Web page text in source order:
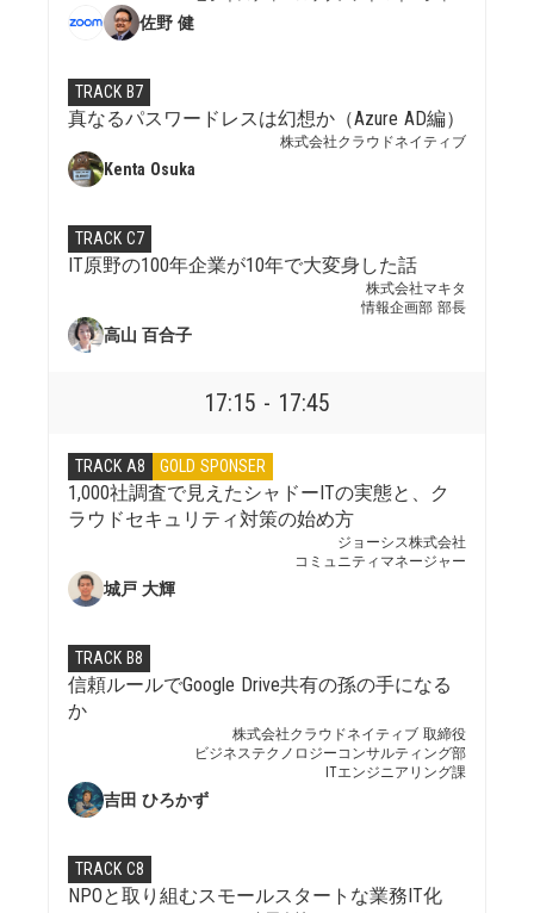
佐野 健
TRACK B7
真なるパスワードレスは幻想か（Azure AD編）
株式会社クラウドネイティブ
Kenta Osuka
TRACK C7
IT原野の100年企業が10年で大変身した話
株式会社マキタ
情報企画部 部長
高山 百合子
17:15 - 17:45
TRACK A8 GOLD SPONSER
1,000社調査で見えたシャドーITの実態と、ク
ラウドセキュリティ対策の始め方
ジョーシス株式会社
コミュニティマネージャー
城戸 大輝
TRACK B8
信頼ルールでGoogle Drive共有の孫の手になる
か
株式会社クラウドネイティブ 取締役
ビジネステクノロジーコンサルティング部
ITエンジニアリング課
吉田 ひろかず
TRACK C8
NPOと取り組むスモールスタートな業務IT化